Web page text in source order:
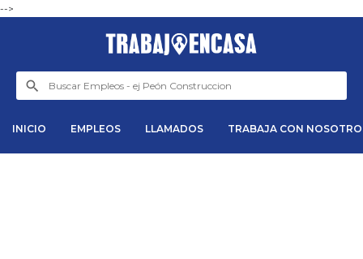
-->
INICIO EMPLEOS LLAMADOS TRABAJA CON